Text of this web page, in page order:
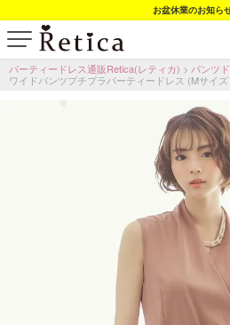
お盆休業のお知ら
パーティードレス通販Retica(レティカ) パンツ
ワイドパンツプチプラパーティードレス (Mサイ